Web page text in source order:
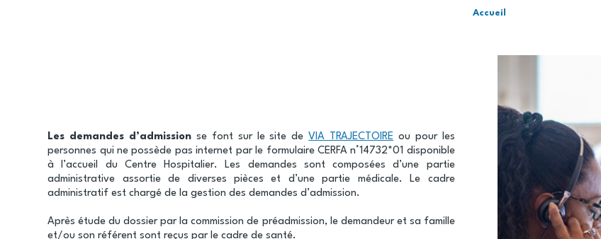
Accueil
Les demandes d’admissionse font sur le site de VIA TRAJECTOIRE ou pour les
personnes qui ne possède pas internet par le formulaire CERFA n°14732*01 disponible
à l’accueil du Centre Hospitalier. Les demandes sont composées d’une partie
administrative assortie de diverses pièces et d’une partie médicale. Le cadre
administratif est chargé de la gestion des demandes d’admission.
Après étude du dossier par la commission de préadmission, le demandeur et sa famille
et/ou son référent sont reçus par le cadre de santé.